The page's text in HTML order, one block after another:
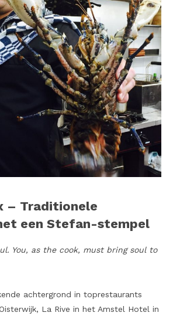
– Traditionele
een Stefan-stempel
You, as the cook, must bring soul to
achtergrond in toprestaurants
La Rive in het Amstel Hotel in